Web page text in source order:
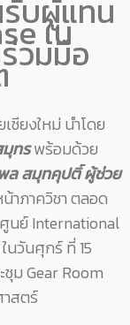
บผู้แทน
ใน
วมมือ
งใหม่ นำโดย
ทรพร้อมด้วย
ล สมุทคุปติ์ผู้ช่วย
าภาควิชา ตลอด
นย์ International
นวันศุกร์ ที่ 15
ม Gear Room
สตร์